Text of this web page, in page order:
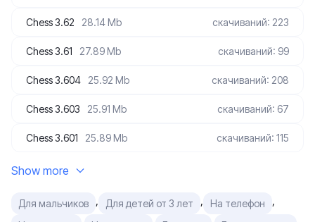
Chess 3.62 28.14 Mb скачиваний: 223
Chess 3.61 27.89 Mb скачиваний: 99
Chess 3.604 25.92 Mb скачиваний: 208
Chess 3.603 25.91 Mb скачиваний: 67
Chess 3.601 25.89 Mb скачиваний: 115
Show more
Для мальчиков , Для детей от 3 лет , На телефон ,